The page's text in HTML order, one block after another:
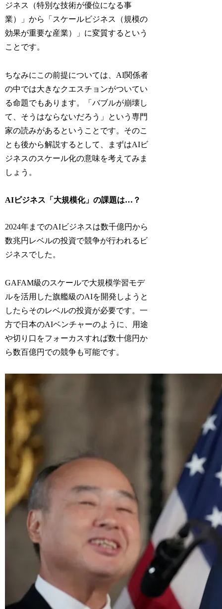
ジネス（特別な技術が優位になる事
業）」から「スケールビジネス（規模の
効果が重要な産業）」に変質するという
ことです。
ちなみにこの前提については、AI関係者
の中では大きなクエスチョンがついてい
る命題でもあります。「バブルが崩壊し
て、そうはならないだろう」という専門
家の読みがあるということです。そのこ
とも後から解説するとして、まずはAIビ
ジネスのスケール化の意味を考えてみま
しょう。
AIビジネス「大規模化」の課題は…？
2024年までのAIビジネスは数千億円から
数兆円レベルの投資で競争が行われるビ
ジネスでした。
GAFAM級のスケールで大規模学習モデ
ルを活用した旗艦級のAIを開発しようと
したらそのレベルの投資が必要です。一
方で日本のAIベンチャーのように、用途
や切り口をフォーカスすれば数十億円か
ら数百億円での競争も可能です。